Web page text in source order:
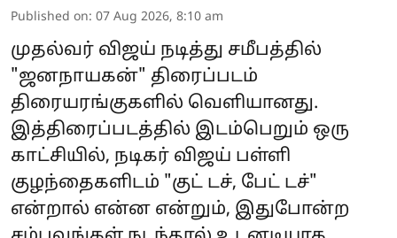
Published on: 07 Aug 2026, 8:10 am
முதல்வர் விஜய் நடித்து சமீபத்தில்
"ஜனநாயகன்" திரைப்படம்
திரையரங்குகளில் வெளியானது.
இத்திரைப்படத்தில் இடம்பெறும் ஒரு
காட்சியில், நடிகர் விஜய் பள்ளி
குழந்தைகளிடம் "குட் டச், பேட் டச்"
என்றால் என்ன என்றும், இதுபோன்ற